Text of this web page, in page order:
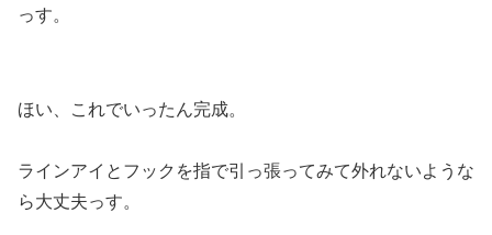
っす。
ほい、これでいったん完成。
ラインアイとフックを指で引っ張ってみて外れないような
ら大丈夫っす。